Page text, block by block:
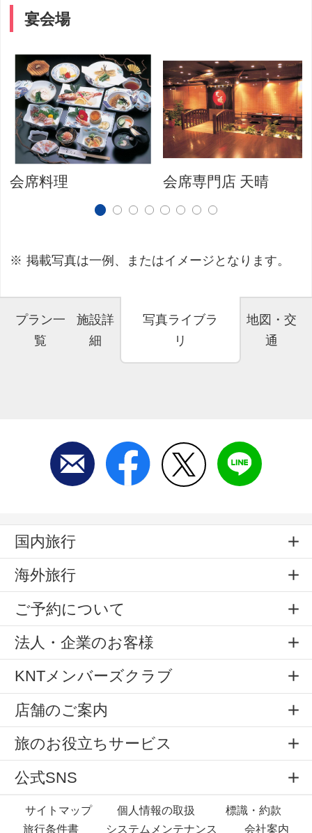
宴会場
会席料理 会席専門店 天晴
掲載写真は一例、またはイメージとなります。
プラン一
覧
施設詳
細
写真ライブラ
リ
地図・交
通
国内旅行
海外旅行
ご予約について
法人・企業のお客様
KNTメンバーズクラブ
店舗のご案内
旅のお役立ちサービス
公式SNS
サイトマップ 個人情報の取扱
標識・約款
旅行条件書
システムメンテナンス 会社案内